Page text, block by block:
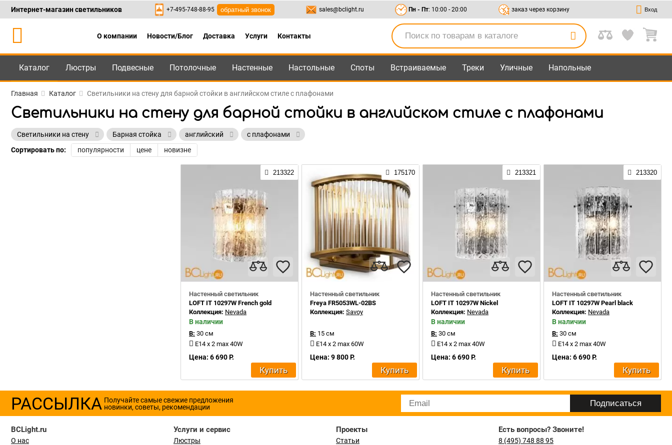
Каталог +7-495-748-88-95 ,8-800-550-95-45 sales@bclight.ru
Интернет-магазин светильников +7-495-748-88-95 обратный звонок sales@bclight.ru Пн - Пт: 10:00 - 20:00 заказ через корзину Вход
О компании Новости/Блог Доставка Услуги Контакты
Каталог Люстры Подвесные Потолочные Настенные Настольные Споты Встраиваемые Треки Уличные Напольные
Главная Каталог Светильники на стену для барной стойки в английском стиле с плафонами
Светильники на стену для барной стойки в английском стиле с плафонами
Светильники на стену Барная стойка английский
с плафонами
Сортировать по:
популярности цене новизне
213322
Настенный светильник
LOFT IT 10297W French gold
Коллекция: Nevada
В наличии
В: 30 см
E14 x 2 max 40W
Цена: 6 690 Р.
Купить
175170
Настенный светильник
Freya FR5053WL-02BS
Коллекция: Savoy
В: 15 см
E14 x 2 max 60W
Цена: 9 800 Р.
Купить
213321
Настенный светильник
LOFT IT 10297W Nickel
Коллекция: Nevada
В наличии
В: 30 см
E14 x 2 max 40W
Цена: 6 690 Р.
Купить
213320
Настенный светильник
LOFT IT 10297W Pearl black
Коллекция: Nevada
В наличии
В: 30 см
E14 x 2 max 40W
Цена: 6 690 Р.
Купить
РАССЫЛКА Получайте самые свежие предложения
новинки, советы, рекомендации
BCLight.ru
О нас
Услуги и сервис
Люстры
Проекты
Статьи
Есть вопросы? Звоните!
8 (495) 748 88 95